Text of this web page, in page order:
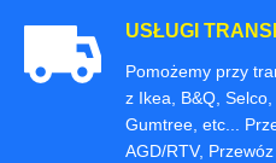
USŁUGI
Pomożemy przy
z Ikea, B&Q, Selco,
Gumtree, etc...
AGD/RTV, Przewóz